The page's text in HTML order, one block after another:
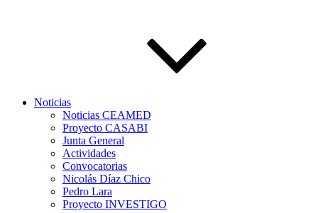
Noticias
Noticias CEAMED
Proyecto CASABI
Junta General
Actividades
Convocatorias
Nicolás Díaz Chico
Pedro Lara
Proyecto INVESTIGO